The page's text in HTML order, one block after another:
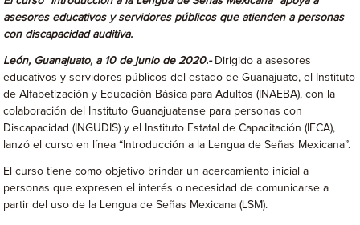
asesores educativos y servidores públicos que atienden a personas
con discapacidad auditiva.
León, Guanajuato, a 10 de junio de 2020.-Dirigido a asesores
educativos y servidores públicos del estado de Guanajuato, el Instituto
de Alfabetización y Educación Básica para Adultos (INAEBA), con la
colaboración del Instituto Guanajuatense para personas con
Discapacidad (INGUDIS) y el Instituto Estatal de Capacitación (IECA),
lanzó el curso en línea “Introducción a la Lengua de Señas Mexicana”.
El curso tiene como objetivo brindar un acercamiento inicial a
personas que expresen el interés o necesidad de comunicarse a
partir del uso de la Lengua de Señas Mexicana (LSM).